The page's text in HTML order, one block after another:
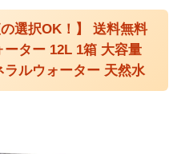
選択OK！】 送料無料
ーター 12L 1箱 大容量
ルウォーター 天然水